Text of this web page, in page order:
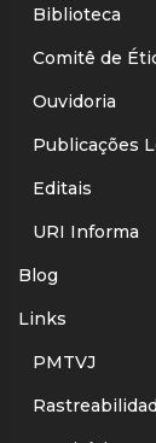
Biblioteca
Comitê de
Ouvidoria
Publicações
Editais
URI Informa
Blog
Links
PMTVJ